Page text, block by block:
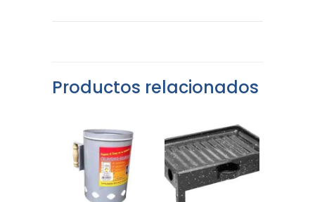
Productos relacionados